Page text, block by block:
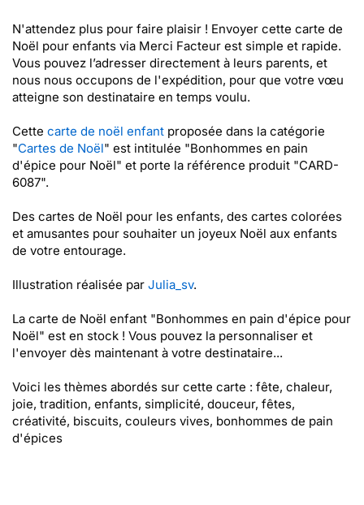
N'attendez plus pour faire plaisir ! Envoyer cette carte de
Noël pour enfants via Merci Facteur est simple et rapide.
Vous pouvez l’adresser directement à leurs parents, et
nous nous occupons de l'expédition, pour que votre vœu
atteigne son destinataire en temps voulu.
Cette carte de noël enfant proposée dans la catégorie
"Cartes de Noël" est intitulée "Bonhommes en pain
d'épice pour Noël" et porte la référence produit "CARD-
6087".
Des cartes de Noël pour les enfants, des cartes colorées
et amusantes pour souhaiter un joyeux Noël aux enfants
de votre entourage.
Illustration réalisée par Julia_sv.
La carte de Noël enfant "Bonhommes en pain d'épice pour
Noël" est en stock ! Vous pouvez la personnaliser et
l'envoyer dès maintenant à votre destinataire...
Voici les thèmes abordés sur cette carte : fête, chaleur,
joie, tradition, enfants, simplicité, douceur, fêtes,
créativité, biscuits, couleurs vives, bonhommes de pain
d'épices